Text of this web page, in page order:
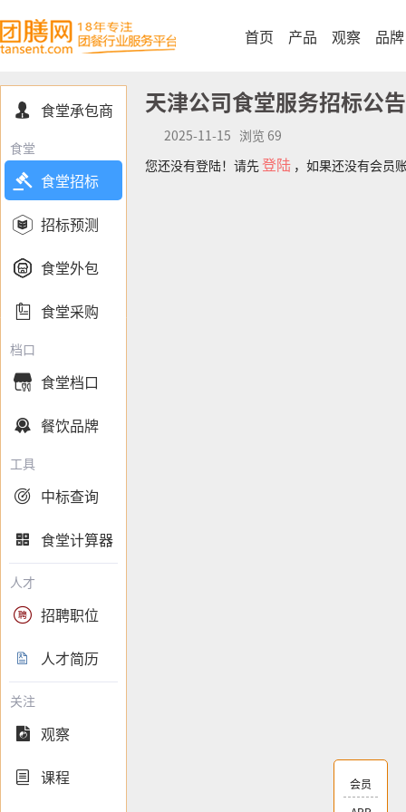
首页 产品 观察 品牌
 食堂承包商
食堂
 食堂招标
 招标预测
 食堂外包
 食堂采购
档口
 食堂档口
 餐饮品牌
工具
 中标查询
 食堂计算器
人才
 招聘职位
 人才简历
关注
 观察
 课程
天津公司食堂服务招标公告
2025-11-15 浏览 69
您还没有登陆！请先 登陆 ，如果还没有会员
会员